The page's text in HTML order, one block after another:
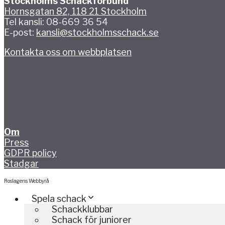
Hornsgatan 82, 118 21 Stockholm
Tel kansli: 08-669 36 54
E-post: kansli@stockholmsschack.se
Kontakta oss om webbplatsen
Om
Press
GDPR policy
Stadgar
Roslagens Webbyrå
Spela schack
Schackklubbar
Schack för juniorer